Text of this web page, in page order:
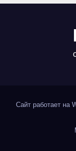
Сайт работает на